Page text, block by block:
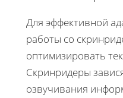
Для эффективной
работы со
оптимизировать
Скринридеры
озвучивания